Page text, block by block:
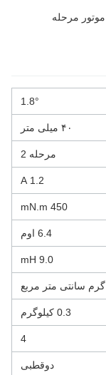
مرحله
1.8°
۴۰ میلی متر
مرحله 2
1.2 A
450 mN.m
6.4 اوم
9.0 mH
0.3 کیلوگرم
4
دوقطبی